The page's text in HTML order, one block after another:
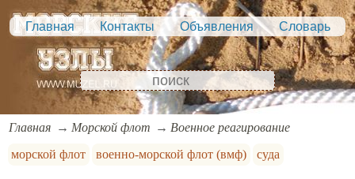
Главная Контакты Объявления Словарь
Главная Морской флот
Военное реагирование
морской флот
военно-морской флот (вмф) суда